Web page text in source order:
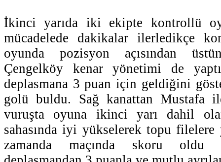
İkinci yarıda iki ekipte kontrollü
mücadelede dakikalar ilerledikçe
oyunda pozisyon açısından
Çengelköy kenar yönetimi de
deplasmana 3 puan için geldiğini
golü buldu. Sağ kanattan Mustafa
vuruşta oyuna ikinci yarı dahil
sahasında iyi yükselerek topu
zamanda maçında skoru oldu